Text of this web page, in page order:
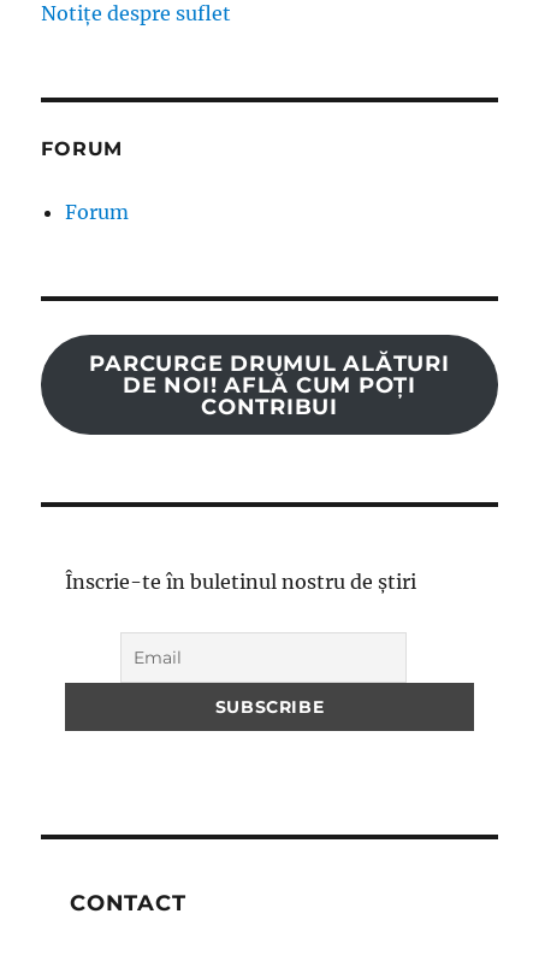
Notițe despre suflet
FORUM
Forum
PARCURGE DRUMUL ALĂTURI
DE NOI! AFLĂ CUM POȚI
CONTRIBUI
Înscrie-te în buletinul nostru de știri
CONTACT